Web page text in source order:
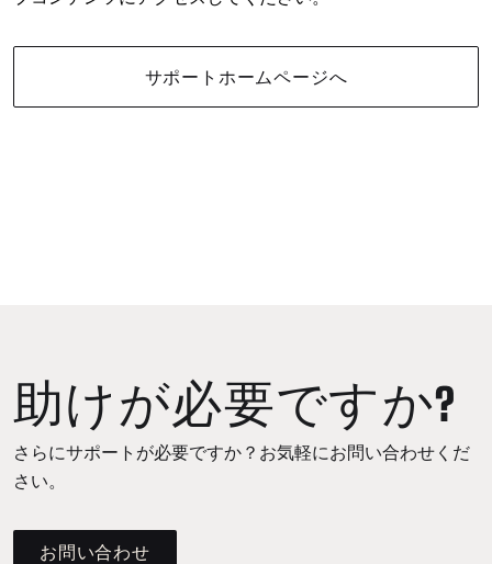
サポートホームページへ
助けが必要ですか?
さらにサポートが必要ですか？お気軽にお問い合わせくだ
さい。
お問い合わせ